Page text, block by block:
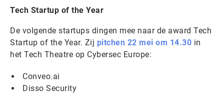
Tech Startup of the Year
De volgende startups dingen mee naar de award Tech
Startup of the Year. Zij pitchen 22 mei om 14.30 in
het Tech Theatre op Cybersec Europe:
Conveo.ai
Disso Security